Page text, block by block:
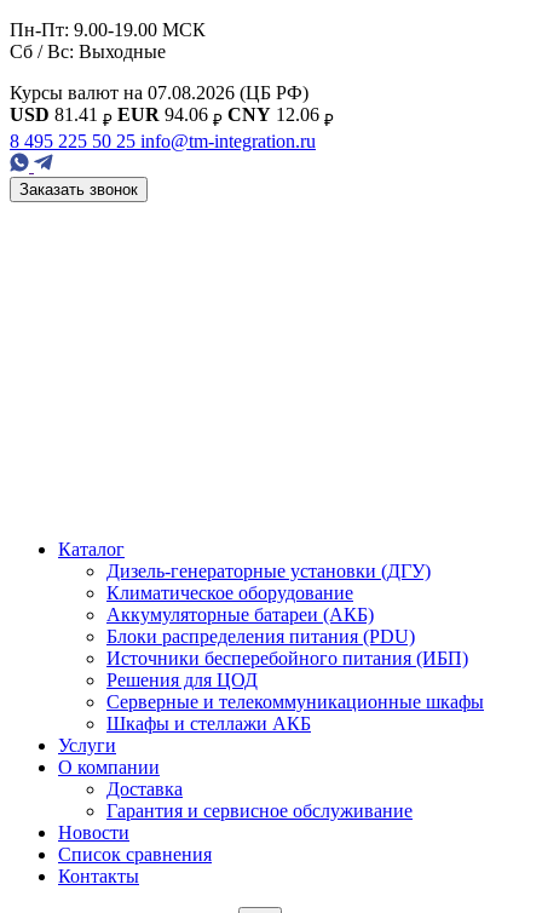
Пн-Пт: 9.00-19.00 МСК
Сб / Вс: Выходные
Курсы валют на 07.08.2026 (ЦБ РФ)
USD 81.41 ₽ EUR 94.06 ₽ CNY 12.06 ₽
8 495 225 50 25 info@tm-integration.ru
Заказать звонок
Каталог
Дизель-генераторные установки (ДГУ)
Климатическое оборудование
Аккумуляторные батареи (АКБ)
Блоки распределения питания (PDU)
Источники бесперебойного питания (ИБП)
Решения для ЦОД
Серверные и телекоммуникационные шкафы
Шкафы и стеллажи АКБ
Услуги
О компании
Доставка
Гарантия и сервисное обслуживание
Новости
Список сравнения
Контакты